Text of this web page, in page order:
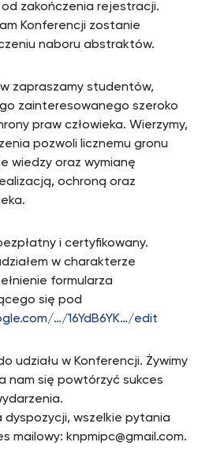
zakończenia rejestracji.
Konferencji zostanie
naboru abstraktów.
zapraszamy studentów,
zainteresowanego szeroko
praw człowieka. Wierzymy,
pozwoli licznemu gronu
wiedzy oraz wymianę
ochroną oraz
i certyfikowany.
w charakterze
formularza
się pod
…/16YdB6YK…/edit
udziału w Konferencji. Żywimy
nam się powtórzyć sukces
dyspozycji, wszelkie pytania
mailowy: knpmipc@gmail.com.